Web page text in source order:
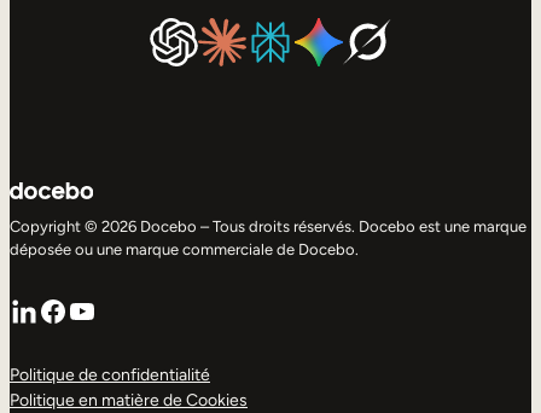
Copyright © 2026 Docebo – Tous droits réservés. Docebo est une marque
déposée ou une marque commerciale de Docebo.
LinkedIn
Facebook
YouTube
Politique de confidentialité
Politique en matière de Cookies